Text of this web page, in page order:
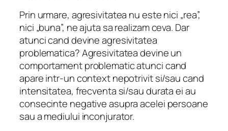
Prin urmare, agresivitatea nu este nici „rea”,
nici „buna”, ne ajuta sa realizam ceva. Dar
atunci cand devine agresivitatea
problematica? Agresivitatea devine un
comportament problematic atunci cand
apare intr-un context nepotrivit si/sau cand
intensitatea, frecventa si/sau durata ei au
consecinte negative asupra acelei persoane
sau a mediului inconjurator.